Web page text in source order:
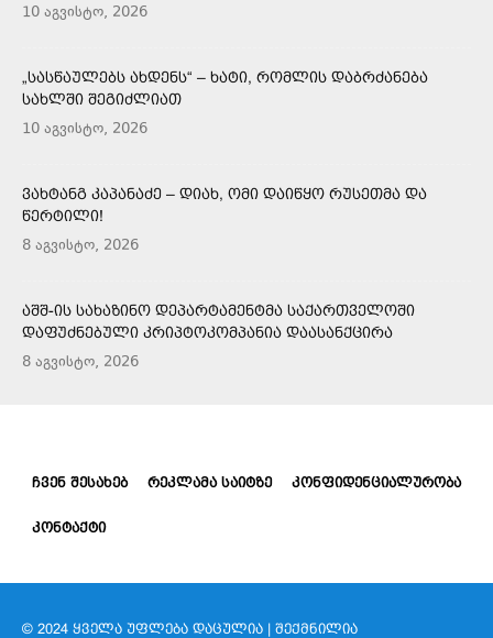
10 აგვისტო, 2026
„ᲡᲐᲡᲬᲐᲣᲚᲔᲑᲡ ᲐᲮᲓᲔᲜᲡ“ – ᲮᲐᲢᲘ, ᲠᲝᲛᲚᲘᲡ ᲓᲐᲑᲠᲫᲐᲜᲔᲑᲐ
ᲡᲐᲮᲚᲨᲘ ᲨᲔᲒᲘᲫᲚᲘᲐᲗ
10 აგვისტო, 2026
ᲕᲐᲮᲢᲐᲜᲒ ᲙᲐᲞᲐᲜᲐᲫᲔ – ᲓᲘᲐᲮ, ᲝᲛᲘ ᲓᲐᲘᲬᲧᲝ ᲠᲣᲡᲔᲗᲛᲐ ᲓᲐ
ᲬᲔᲠᲢᲘᲚᲘ!
8 აგვისტო, 2026
ᲐᲨᲨ-ᲘᲡ ᲡᲐᲮᲐᲖᲘᲜᲝ ᲓᲔᲞᲐᲠᲢᲐᲛᲔᲜᲢᲛᲐ ᲡᲐᲥᲐᲠᲗᲕᲔᲚᲝᲨᲘ
ᲓᲐᲤᲣᲫᲜᲔᲑᲣᲚᲘ ᲙᲠᲘᲞᲢᲝᲙᲝᲛᲞᲐᲜᲘᲐ ᲓᲐᲐᲡᲐᲜᲥᲪᲘᲠᲐ
8 აგვისტო, 2026
ᲩᲕᲔᲜ ᲨᲔᲡᲐᲮᲔᲑ ᲠᲔᲙᲚᲐᲛᲐ ᲡᲐᲘᲢᲖᲔ ᲙᲝᲜᲤᲘᲓᲔᲜᲪᲘᲐᲚᲣᲠᲝᲑᲐ
ᲙᲝᲜᲢᲐᲥᲢᲘ
© 2024 ᲧᲕᲔᲚᲐ ᲣᲤᲚᲔᲑᲐ ᲓᲐᲪᲣᲚᲘᲐ | ᲨᲔᲥᲛᲜᲘᲚᲘᲐ